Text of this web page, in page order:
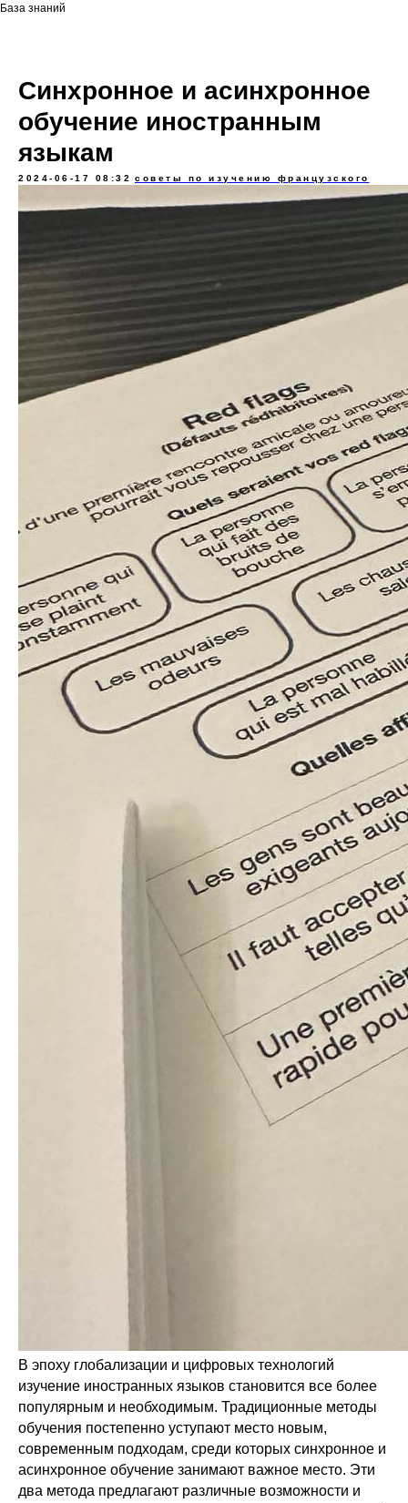
База знаний
Синхронное и асинхронное
обучение иностранным
языкам
2024-06-17 08:32 советы по изучению французского
В эпоху глобализации и цифровых технологий
изучение иностранных языков становится все более
популярным и необходимым. Традиционные методы
обучения постепенно уступают место новым,
современным подходам, среди которых синхронное и
асинхронное обучение занимают важное место. Эти
два метода предлагают различные возможности и